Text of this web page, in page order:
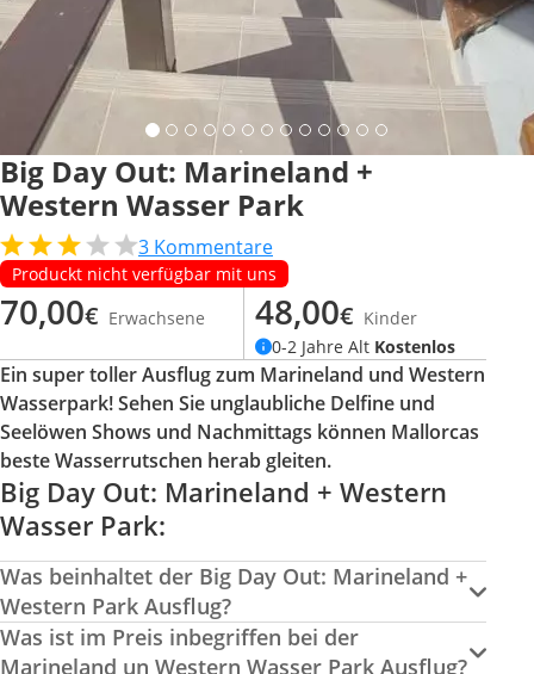
Big Day Out: Marineland +
Western Wasser Park
3 Kommentare
Produckt nicht verfügbar mit uns
70,00€ Erwachsene 48,00€ Kinder
0-2 Jahre Alt Kostenlos
Ein super toller Ausflug zum Marineland und Western
Wasserpark! Sehen Sie unglaubliche Delfine und
Seelöwen Shows und Nachmittags können Mallorcas
beste Wasserrutschen herab gleiten.
Big Day Out: Marineland + Western
Wasser Park:
Was beinhaltet der Big Day Out: Marineland +
Western Park Ausflug?
Was ist im Preis inbegriffen bei der
Marineland un Western Wasser Park Ausflug?